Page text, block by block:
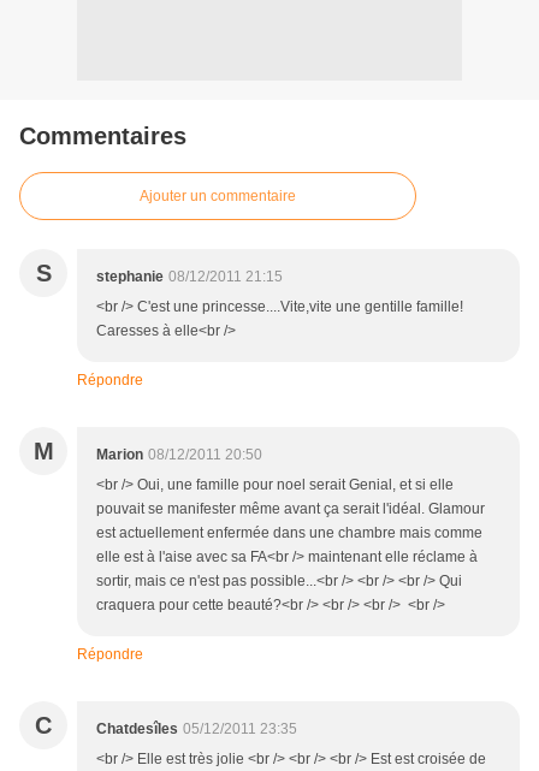
Commentaires
Ajouter un commentaire
S stephanie 08/12/2011 21:15
<br /> C'est une princesse....Vite,vite une gentille famille!
Caresses à elle<br />
Répondre
M Marion 08/12/2011 20:50
<br /> Oui, une famille pour noel serait Genial, et si elle
pouvait se manifester même avant ça serait l'idéal. Glamour
est actuellement enfermée dans une chambre mais comme
elle est à l'aise avec sa FA<br /> maintenant elle réclame à
sortir, mais ce n'est pas possible...<br /> <br /> <br /> Qui
craquera pour cette beauté?<br /> <br /> <br /> <br />
Répondre
C Chatdesîles 05/12/2011 23:35
<br /> Elle est très jolie <br /> <br /> <br /> Est est croisée de